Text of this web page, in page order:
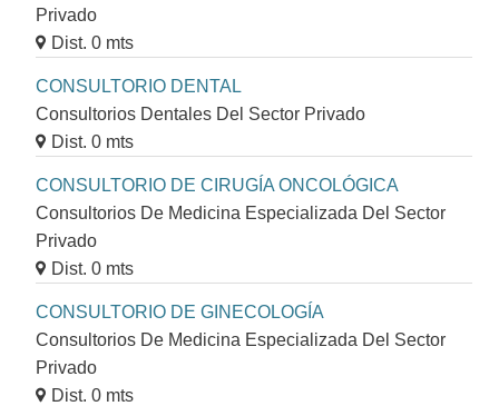
Privado
Dist. 0 mts
CONSULTORIO DENTAL
Consultorios Dentales Del Sector Privado
Dist. 0 mts
CONSULTORIO DE CIRUGÍA ONCOLÓGICA
Consultorios De Medicina Especializada Del Sector
Privado
Dist. 0 mts
CONSULTORIO DE GINECOLOGÍA
Consultorios De Medicina Especializada Del Sector
Privado
Dist. 0 mts